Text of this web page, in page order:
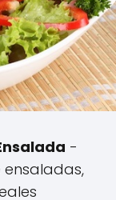
-
ensaladas,